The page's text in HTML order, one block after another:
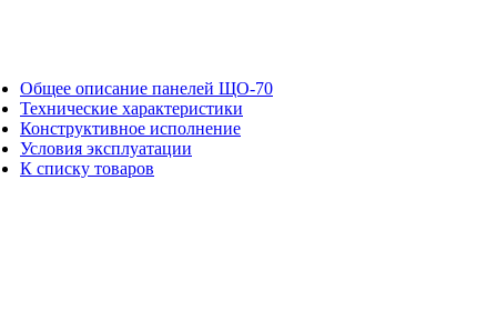
Общее описание панелей ЩО-70
Технические характеристики
Конструктивное исполнение
Условия эксплуатации
К списку товаров